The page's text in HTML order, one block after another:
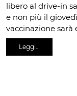
libero al drive-in
e non più il
vaccinazione
Leggi…